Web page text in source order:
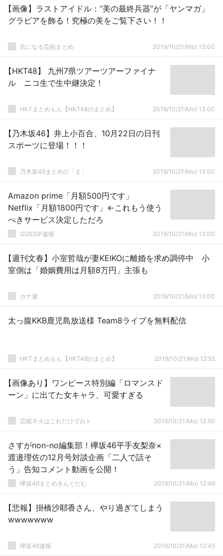
【画像】ラストアイドル：“美の最終兵器”が「ヤンマガ」
グラビアを飾る！究極の美をご覧下さい！！
気になる芸能まとめ 2019/10/21(Mo) 13:00
【HKT48】 九州7県ツアーツアーファイナ
ル ニコ生で生中継決定！
HKTまとめもん【HKT48のまとめ】 2019/10/21(Mo) 13:00
【乃木坂46】井上小百合、10月22日の日刊
スポーツに登場！！！
乃木坂46まとめの「ま」 2019/10/21(Mo) 13:00
Amazon prime「月額500円です」
Netflix「月額1800円です」←これもう使う
べきサービス決定しただろ
GOSSIP速報 2019/10/21(Mo) 13:00
【週刊文春】小室哲哉が妻KEIKOに離婚を求め調停中 小
室側は「婚姻費用は月額8万円」主張も
カナ速 2019/10/21(Mo) 13:00
太っ腹KKB鹿児島放送様 Team8ライブを無料配信
HKTまとめもん【HKT48のまとめ】 2019/10/21(Mo) 12:55
【画像あり】ワンピース特別編「ロマンスド
ーン」に出てた女キャラ、可愛すぎる
芸能ネタはこれだけでおｋ 2019/10/21(Mo) 12:50
さすがnon-no編集部！欅坂46平手友梨奈×
渡邉理佐の12月号対談企画「二人で話そ
う」告知コメント動画を公開！
欅坂46まとめきんぐだむ 2019/10/21(Mo) 12:49
【悲報】掛橋沙耶香さん、やり過ぎてしまう
wwwwwww
欅坂46速報 2019/10/21(Mo) 12:45